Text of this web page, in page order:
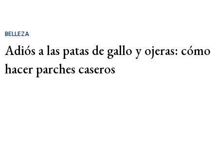
BELLEZA
Adiós a las patas de gallo y ojeras: cómo
hacer parches caseros